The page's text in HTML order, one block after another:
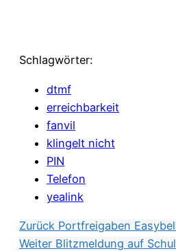
Schlagwörter:
dtmf
erreichbarkeit
fanvil
klingelt nicht
PIN
Telefon
yealink
Zurück Portfreigaben
Weiter Blitzmeldung auf